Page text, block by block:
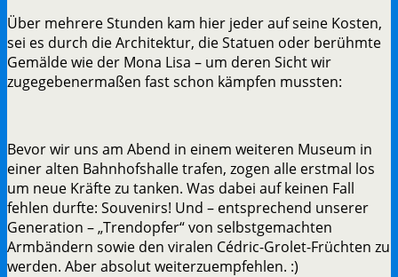
Über mehrere Stunden kam hier jeder auf seine Kosten,
sei es durch die Architektur, die Statuen oder berühmte
Gemälde wie der Mona Lisa – um deren Sicht wir
zugegebenermaßen fast schon kämpfen mussten:
Bevor wir uns am Abend in einem weiteren Museum in
einer alten Bahnhofshalle trafen, zogen alle erstmal los
um neue Kräfte zu tanken. Was dabei auf keinen Fall
fehlen durfte: Souvenirs! Und – entsprechend unserer
Generation – „Trendopfer“ von selbstgemachten
Armbändern sowie den viralen Cédric-Grolet-Früchten zu
werden. Aber absolut weiterzuempfehlen. :)